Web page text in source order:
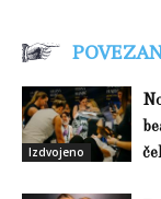
Izdvojeno